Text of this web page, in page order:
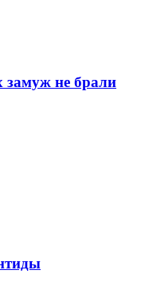
замуж не брали